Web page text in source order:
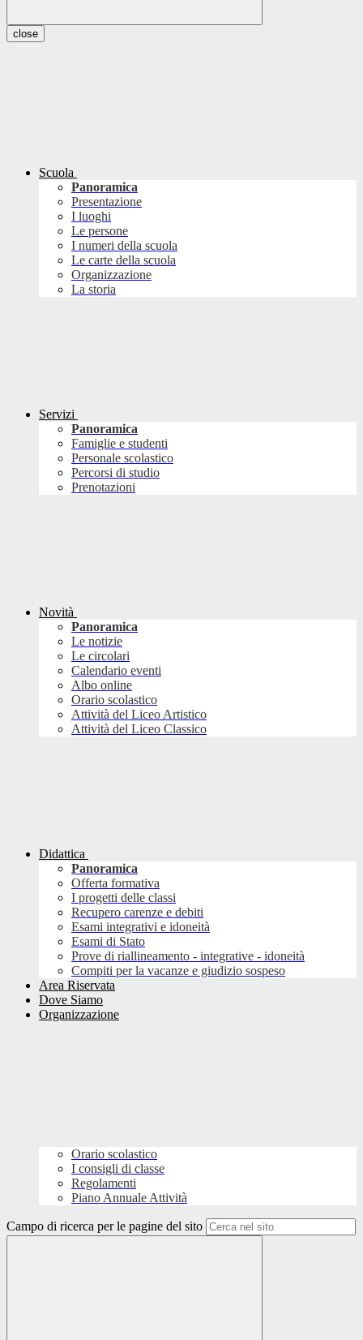
close
Scuola
Panoramica
Presentazione
I luoghi
Le persone
I numeri della scuola
Le carte della scuola
Organizzazione
La storia
Servizi
Panoramica
Famiglie e studenti
Personale scolastico
Percorsi di studio
Prenotazioni
Novità
Panoramica
Le notizie
Le circolari
Calendario eventi
Albo online
Orario scolastico
Attività del Liceo Artistico
Attività del Liceo Classico
Didattica
Panoramica
Offerta formativa
I progetti delle classi
Recupero carenze e debiti
Esami integrativi e idoneità
Esami di Stato
Prove di riallineamento - integrative - idoneità
Compiti per la vacanze e giudizio sospeso
Area Riservata
Dove Siamo
Organizzazione
Orario scolastico
I consigli di classe
Regolamenti
Piano Annuale Attività
Campo di ricerca per le pagine del sito